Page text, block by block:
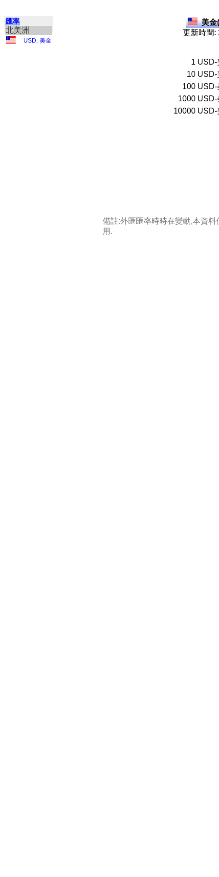
匯率
北美洲
USD 美金
美金
更新時間:
1 USD-
10 USD-
100 USD-
1000 USD-
10000 USD-
備註:外匯匯率時時在變動,本資
用.